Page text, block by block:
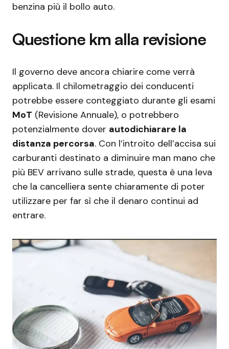
benzina più il bollo auto.
Questione km alla revisione
Il governo deve ancora chiarire come verrà
applicata. Il chilometraggio dei conducenti
potrebbe essere conteggiato durante gli esami
MoT (Revisione Annuale), o potrebbero
potenzialmente dover autodichiarare la
distanza percorsa. Con l’introito dell’accisa sui
carburanti destinato a diminuire man mano che
più BEV arrivano sulle strade, questa è una leva
che la cancelliera sente chiaramente di poter
utilizzare per far sì che il denaro continui ad
entrare.